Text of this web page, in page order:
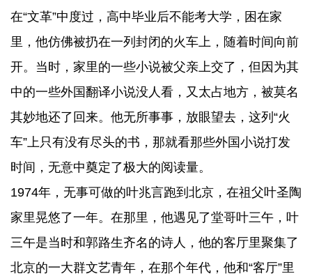
在“文革”中度过，高中毕业后不能考大学，困在家
里，他仿佛被扔在一列封闭的火车上，随着时间向前
开。当时，家里的一些小说被父亲上交了，但因为其
中的一些外国翻译小说没人看，又太占地方，被莫名
其妙地还了回来。他无所事事，放眼望去，这列“火
车”上只有没有尽头的书，那就看那些外国小说打发
时间，无意中奠定了极大的阅读量。
1974年，无事可做的叶兆言跑到北京，在祖父叶圣陶
家里晃悠了一年。在那里，他遇见了堂哥叶三午，叶
三午是当时和郭路生齐名的诗人，他的客厅里聚集了
北京的一大群文艺青年，在那个年代，他和“客厅”里